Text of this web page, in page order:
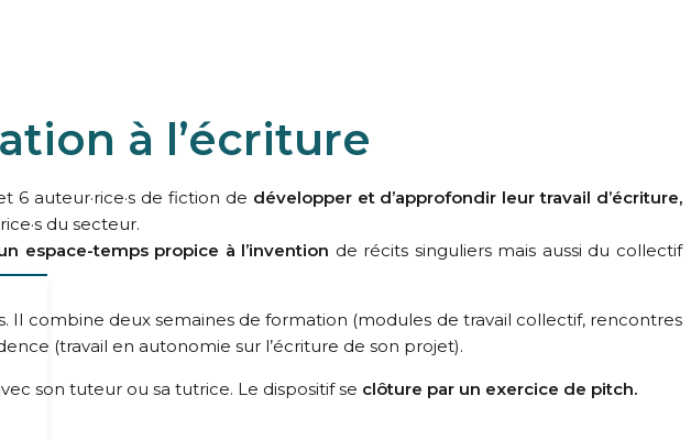
à l’écriture
6 auteur·rice·s de fiction de développer et d’approfondir leur travail d’écriture,
du secteur.
espace-temps propice à l’invention de récits singuliers mais aussi du collectif
Il combine deux semaines de formation (modules de travail collectif, rencontres
(travail en autonomie sur l’écriture de son projet).
son tuteur ou sa tutrice. Le dispositif se clôture par un exercice de pitch.